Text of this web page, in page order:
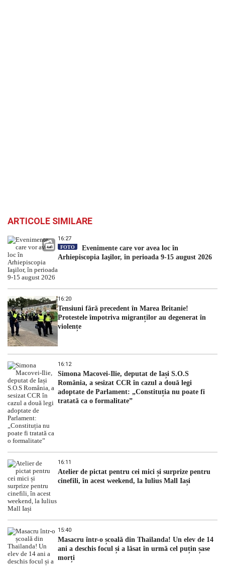
ARTICOLE SIMILARE
16:27
FOTO
Evenimente care vor avea loc în
Arhiepiscopia Iaşilor, în perioada 9-15 august 2026
16:20
Tensiuni fără precedent în Marea Britanie!
Protestele împotriva migranților au degenerat în
violențe
16:12
Simona Macovei-Ilie, deputat de Iași S.O.S
România, a sesizat CCR în cazul a două legi
adoptate de Parlament: „Constituția nu poate fi
tratată ca o formalitate”
16:11
Atelier de pictat pentru cei mici și surprize pentru
cinefili, în acest weekend, la Iulius Mall Iași
15:40
Masacru într-o școală din Thailanda! Un elev de 14
ani a deschis focul și a lăsat în urmă cel puțin șase
morți